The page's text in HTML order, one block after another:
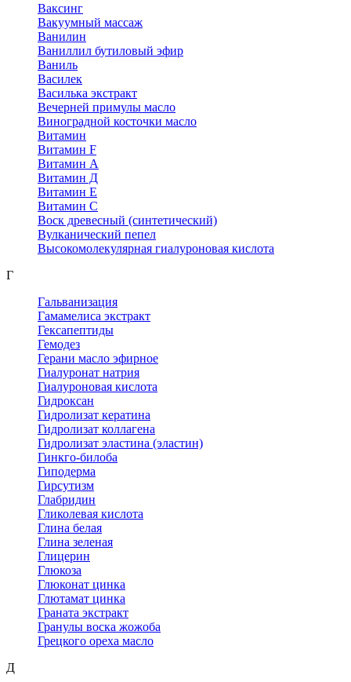
Ваксинг
Вакуумный массаж
Ванилин
Ваниллил бутиловый эфир
Ваниль
Василек
Василька экстракт
Вечерней примулы масло
Виноградной косточки масло
Витамин
Витамин F
Витамин А
Витамин Д
Витамин Е
Витамин С
Воск древесный (синтетический)
Вулканический пепел
Высокомолекулярная гиалуроновая кислота
Г
Гальванизация
Гамамелиса экстракт
Гексапептиды
Гемодез
Герани масло эфирное
Гиалуронат натрия
Гиалуроновая кислота
Гидроксан
Гидролизат кератина
Гидролизат коллагена
Гидролизат эластина (эластин)
Гинкго-билоба
Гиподерма
Гирсутизм
Глабридин
Гликолевая кислота
Глина белая
Глина зеленая
Глицерин
Глюкоза
Глюконат цинка
Глютамат цинка
Граната экстракт
Гранулы воска жожоба
Грецкого ореха масло
Д